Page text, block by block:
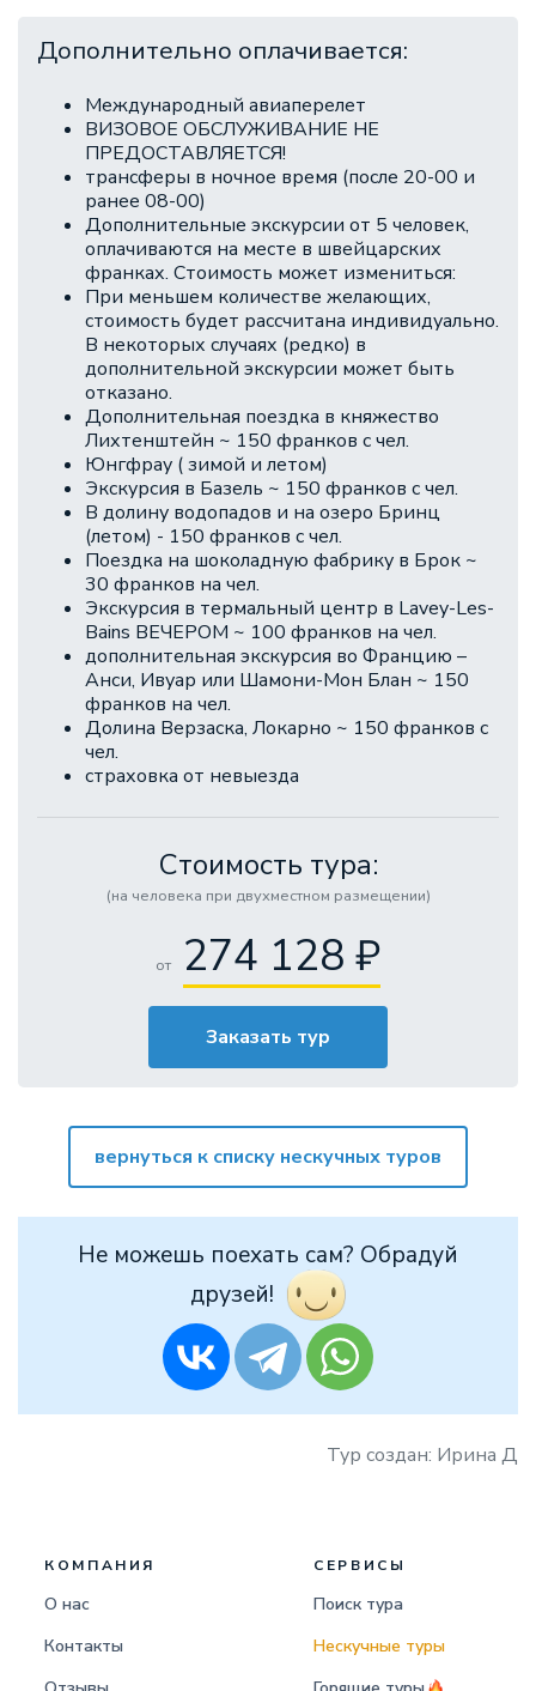
Дополнительно оплачивается:
Международный авиаперелет
ВИЗОВОЕ ОБСЛУЖИВАНИЕ НЕ
ПРЕДОСТАВЛЯЕТСЯ!
трансферы в ночное время (после 20-00 и
ранее 08-00)
Дополнительные экскурсии от 5 человек,
оплачиваются на месте в швейцарских
франках. Стоимость может измениться:
При меньшем количестве желающих,
стоимость будет рассчитана индивидуально.
В некоторых случаях (редко) в
дополнительной экскурсии может быть
отказано.
Дополнительная поездка в княжество
Лихтенштейн ~ 150 франков с чел.
Юнгфрау ( зимой и летом)
Экскурсия в Базель ~ 150 франков с чел.
В долину водопадов и на озеро Бринц
(летом) - 150 франков с чел.
Поездка на шоколадную фабрику в Брок ~
30 франков на чел.
Экскурсия в термальный центр в Lavey-Les-
Bains ВЕЧЕРОМ ~ 100 франков на чел.
дополнительная экскурсия во Францию –
Анси, Ивуар или Шамони-Мон Блан ~ 150
франков на чел.
Долина Верзаска, Локарно ~ 150 франков с
чел.
страховка от невыезда
Стоимость тура:
(на человека при двухместном размещении)
от 274 128 ₽
Заказать тур
вернуться к списку нескучных туров
Не можешь поехать сам? Обрадуй
друзей!
Тур создан: Ирина Д
КОМПАНИЯ
О нас
Контакты
СЕРВИСЫ
Поиск тура
Нескучные туры